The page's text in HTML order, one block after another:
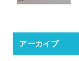
アーカイブ